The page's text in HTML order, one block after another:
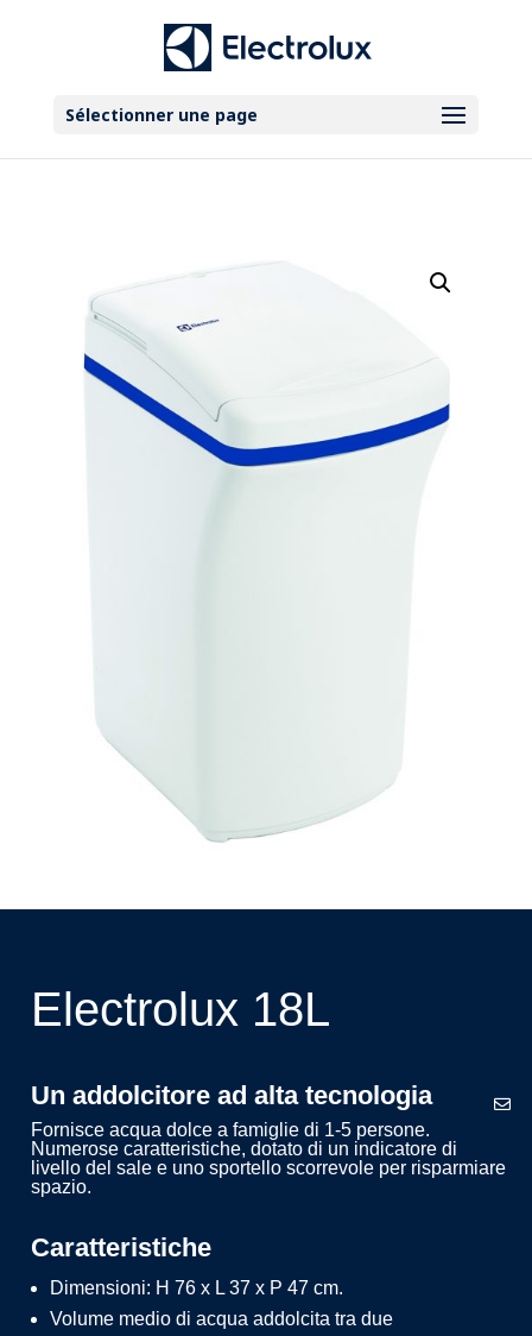
Sélectionner une page
Electrolux 18L
Un addolcitore ad alta tecnologia
Fornisce acqua dolce a famiglie di 1-5 persone.
Numerose caratteristiche, dotato di un indicatore di
livello del sale e uno sportello scorrevole per risparmiare
spazio.
Caratteristiche
Dimensioni: H 76 x L 37 x P 47 cm.
Volume medio di acqua addolcita tra due